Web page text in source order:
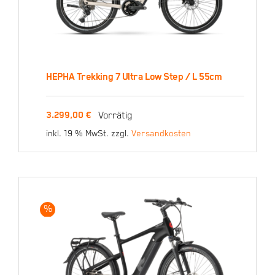
HEPHA Trekking 7 Ultra
Low Step / L 55cm
HEPHA Trekking 7 Ultra Low Step / L 55cm
3.299,00€ Vorrätig
inkl. 19 % MwSt. zzgl.Versandkosten
%